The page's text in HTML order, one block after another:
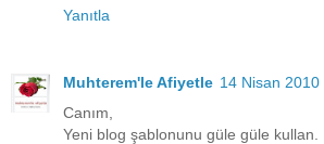
Yanıtla
Muhterem'le Afiyetle 14 Nisan 2010
Canım,
Yeni blog şablonunu güle güle kullan.